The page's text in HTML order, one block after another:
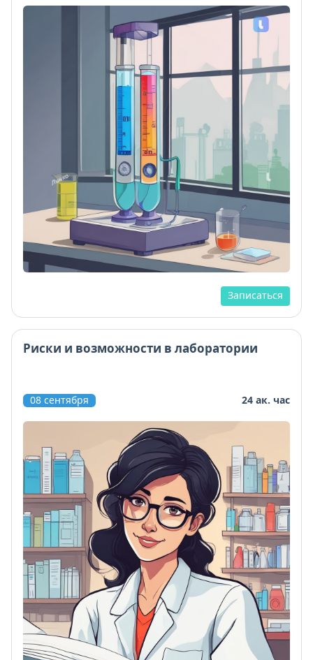
Записаться
Риски и возможности в лаборатории
08 сентября 24 ак. час